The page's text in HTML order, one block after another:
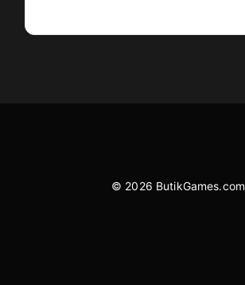
© 2026 ButikGames.com